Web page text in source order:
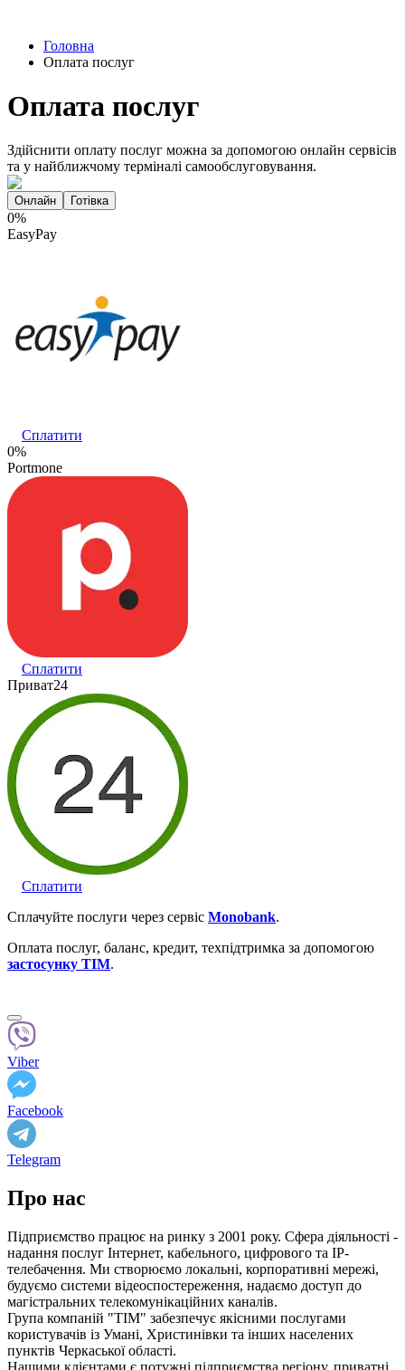
Головна
Оплата послуг
Оплата послуг
Здійснити оплату послуг можна за допомогою онлайн сервісів
та у найближчому терміналі самообслуговування.
Онлайн Готівка
0%
EasyPay
Сплатити
0%
Portmone
Сплатити
Приват24
Сплатити
Сплачуйте послуги через сервіc Monobank.
Оплата послуг, баланс, кредит, техпідтримка за допомогою
застосунку ТІМ.
Viber
Facebook
Telegram
Про нас
Підприємство працює на ринку з 2001 року. Сфера діяльності -
надання послуг Інтернет, кабельного, цифрового та IP-
телебачення. Ми створюємо локальні, корпоративні мережі,
будуємо системи відеоспостереження, надаємо доступ до
магістральних телекомунікаційних каналів.
Група компаній "ТІМ" забезпечує якісними послугами
користувачів із Умані, Христинівки та інших населених
пунктів Черкаської області.